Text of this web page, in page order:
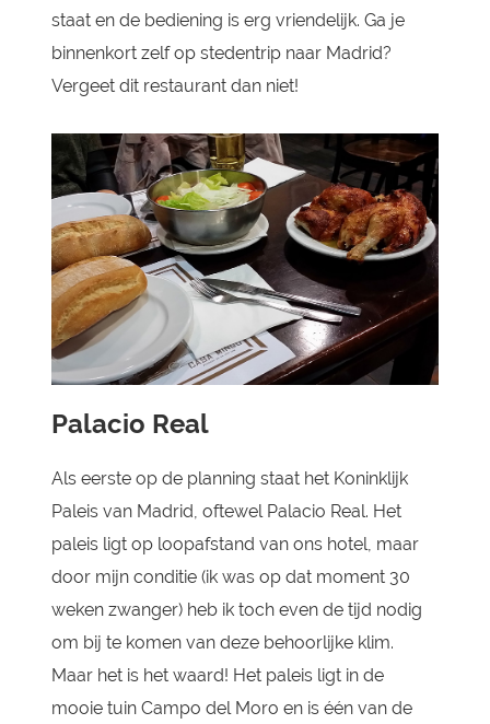
staat en de bediening is erg vriendelijk. Ga je
binnenkort zelf op stedentrip naar Madrid?
Vergeet dit restaurant dan niet!
Palacio Real
Als eerste op de planning staat het Koninklijk
Paleis van Madrid, oftewel Palacio Real. Het
paleis ligt op loopafstand van ons hotel, maar
door mijn conditie (ik was op dat moment 30
weken zwanger) heb ik toch even de tijd nodig
om bij te komen van deze behoorlijke klim.
Maar het is het waard! Het paleis ligt in de
mooie tuin Campo del Moro en is één van de